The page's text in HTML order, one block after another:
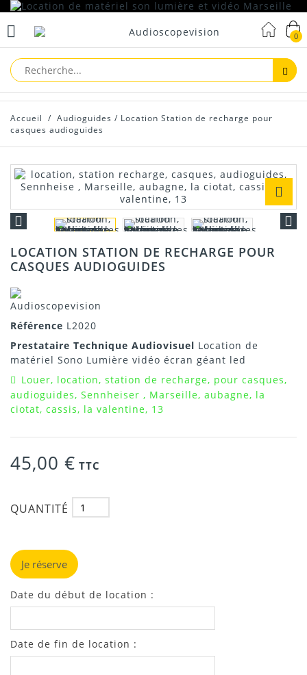
0
Accueil / Audioguides / Location Station de recharge pour
casques audioguides
LOCATION STATION DE RECHARGE POUR
CASQUES AUDIOGUIDES
Référence L2020
Prestataire Technique Audiovisuel Location de
matériel Sono Lumière vidéo écran géant led
Louer, location, station de recharge, pour casques,
audioguides, Sennheiser , Marseille, aubagne, la
ciotat, cassis, la valentine, 13
45,00 € TTC
QUANTITÉ
Je réserve
Date du début de location :
Date de fin de location :